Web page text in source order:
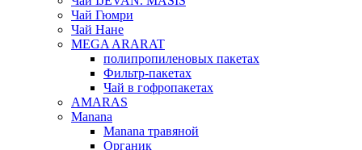
Чай Гюмри
Чай Нане
MEGA ARARAT
полипропиленовых пакетах
Фильтр-пакетах
Чай в гофропакетах
AMARAS
Manana
Manana травяной
Органик